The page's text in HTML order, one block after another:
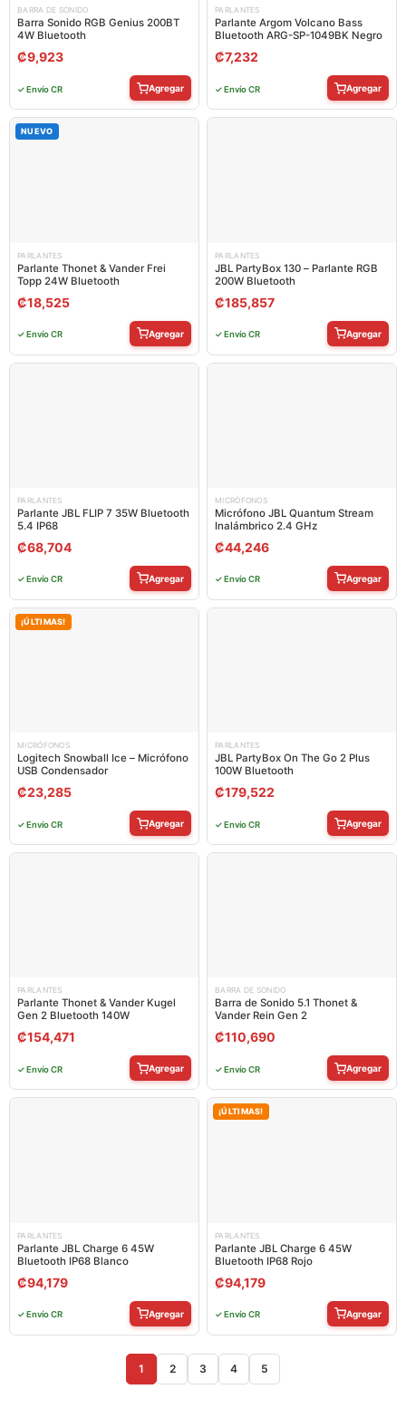
BARRA DE SONIDO
Barra Sonido RGB Genius 200BT
4W Bluetooth
₡9,923
✓ Envío CR Agregar
PARLANTES
Parlante Argom Volcano Bass
Bluetooth ARG-SP-1049BK Negro
₡7,232
✓ Envío CR Agregar
NUEVO
PARLANTES
Parlante Thonet & Vander Frei
Topp 24W Bluetooth
₡18,525
✓ Envío CR Agregar
PARLANTES
JBL PartyBox 130 – Parlante RGB
200W Bluetooth
₡185,857
✓ Envío CR Agregar
PARLANTES
Parlante JBL FLIP 7 35W Bluetooth
5.4 IP68
₡68,704
✓ Envío CR Agregar
MICRÓFONOS
Micrófono JBL Quantum Stream
Inalámbrico 2.4 GHz
₡44,246
✓ Envío CR Agregar
¡ÚLTIMAS!
MICRÓFONOS
Logitech Snowball Ice – Micrófono
USB Condensador
₡23,285
✓ Envío CR Agregar
PARLANTES
JBL PartyBox On The Go 2 Plus
100W Bluetooth
₡179,522
✓ Envío CR Agregar
PARLANTES
Parlante Thonet & Vander Kugel
Gen 2 Bluetooth 140W
₡154,471
✓ Envío CR Agregar
BARRA DE SONIDO
Barra de Sonido 5.1 Thonet &
Vander Rein Gen 2
₡110,690
✓ Envío CR Agregar
PARLANTES
Parlante JBL Charge 6 45W
Bluetooth IP68 Blanco
₡94,179
✓ Envío CR Agregar
¡ÚLTIMAS!
PARLANTES
Parlante JBL Charge 6 45W
Bluetooth IP68 Rojo
₡94,179
✓ Envío CR Agregar
1 2 3 4 5